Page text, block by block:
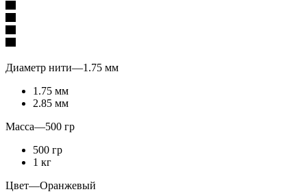
Диаметр нити—1.75 мм
1.75 мм
2.85 мм
Масса—500 гр
500 гр
1 кг
Цвет—Оранжевый